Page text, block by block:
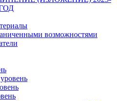
возможностями